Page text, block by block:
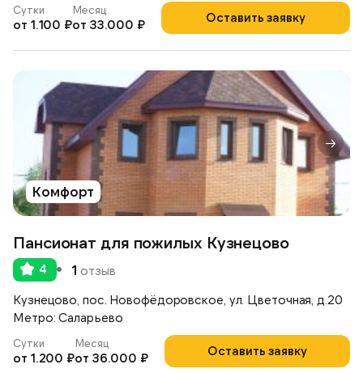
Оставить заявку
Сутки
от 1.100 ₽
Месяц
от 33.000 ₽
Комфорт
Пансионат для пожилых Кузнецово
4 1 отзыв
Кузнецово, пос. Новофёдоровское, ул. Цветочная, д.20
Метро: Саларьево
Оставить заявку
Сутки
от 1.200 ₽
Месяц
от 36.000 ₽